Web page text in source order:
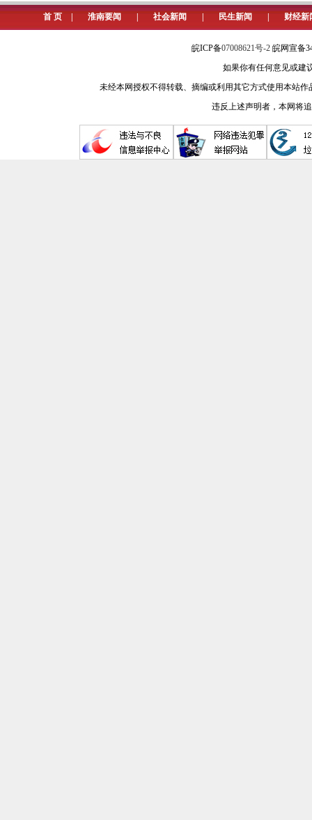
极选择和自身宣誓。
在第22个记者节，我们再一次
心有信念，不负人民。
前路无有尽期。舆论公器在握，
尽管还有很多困难甚至艰难，但
民、不辜负伟大新时代，书写更多出
首 页 淮南要闻 社会新闻 民生新闻 财经新
皖ICP备07008621号-2 皖网宣备
如果你有任何意见或建
未经本网授权不得转载、摘编或利用其它方式使用本站
违反上述声明者，本网将